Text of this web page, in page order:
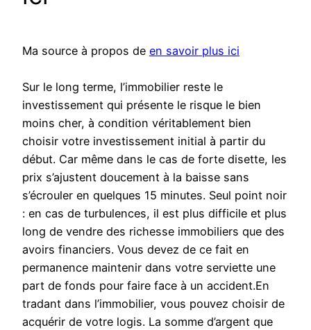
Ma source à propos de en savoir plus ici
Sur le long terme, l’immobilier reste le
investissement qui présente le risque le bien
moins cher, à condition véritablement bien
choisir votre investissement initial à partir du
début. Car même dans le cas de forte disette, les
prix s’ajustent doucement à la baisse sans
s’écrouler en quelques 15 minutes. Seul point noir
: en cas de turbulences, il est plus difficile et plus
long de vendre des richesse immobiliers que des
avoirs financiers. Vous devez de ce fait en
permanence maintenir dans votre serviette une
part de fonds pour faire face à un accident.En
tradant dans l’immobilier, vous pouvez choisir de
acquérir de votre logis. La somme d’argent que